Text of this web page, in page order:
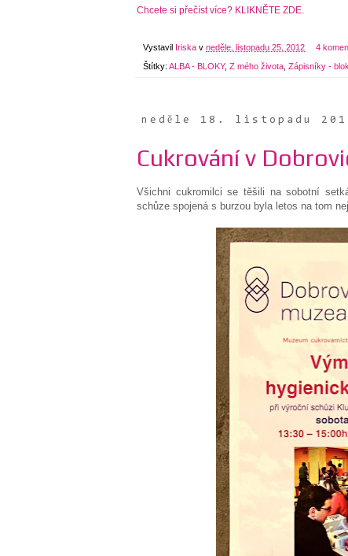
Chcete si přečíst více? KLIKNĚTE ZDE.
Vystavil Iriska v neděle, listopadu 25, 2012 4
Štítky: ALBA - BLOKY, Z mého života Zápisníky -
neděle 18. listopadu
Cukrování v
Všichni cukromilci se těšili na sobotní
schůze spojená s burzou byla letos na tom